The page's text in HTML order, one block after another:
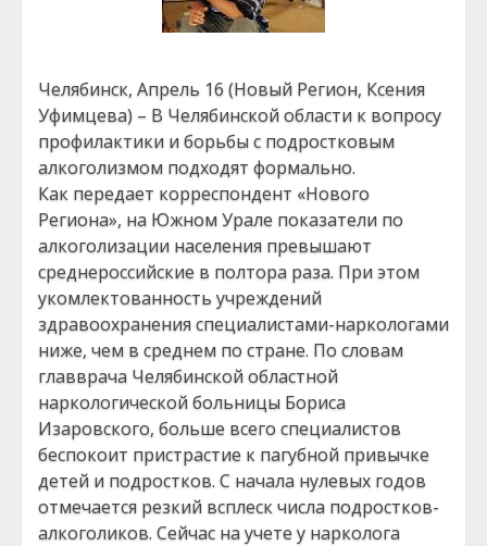
Челябинск, Апрель 16 (Новый Регион, Ксения
Уфимцева) – В Челябинской области к вопросу
профилактики и борьбы с подростковым
алкоголизмом подходят формально.
Как передает корреспондент «Нового
Региона», на Южном Урале показатели по
алкоголизации населения превышают
среднероссийские в полтора раза. При этом
укомлектованность учреждений
здравоохранения специалистами-наркологами
ниже, чем в среднем по стране. По словам
главврача Челябинской областной
наркологической больницы Бориса
Изаровского, больше всего специалистов
беспокоит пристрастие к пагубной привычке
детей и подростков. С начала нулевых годов
отмечается резкий всплеск числа подростков-
алкоголиков. Сейчас на учете у нарколога